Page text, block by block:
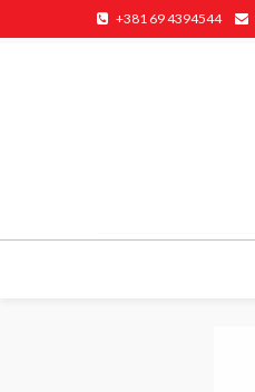
+381 69 4394544